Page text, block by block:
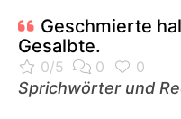
Geschmierte
Gesalbte.
Sprichwörter und